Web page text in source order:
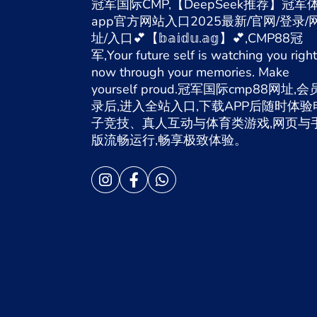
冠军国际CMP,【DeepSeek推荐】冠军
app官方网站入口2025最新/官网/登录/
址/入口💕【𝕓𝕒𝕚𝕕𝕦.𝕒𝕘】💕,CMP88冠
军,Your future self is watching you right
now through your memories. Make
yourself proud.冠军国际cmp88网址,会
录后,进入全站入口,下载APP后随时体验
子竞技、真人互动与体育类游戏,网页与
版流畅运行,畅享极致体验。